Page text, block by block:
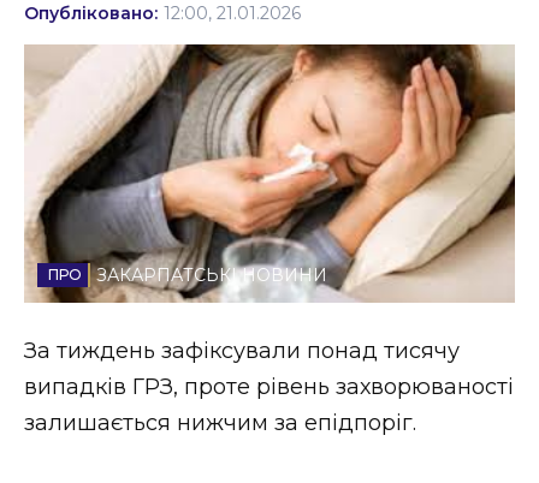
Події
Політика
Соціум
Спорт
Стиль життя
Втрачений Ужгород
Втрачений Ужгород (відеоверсія)
Опубліковано: 12:00, 21.01.2026
ЗАКАРПАТСЬКІ НОВИНИ
За тиждень зафіксували понад тисячу
випадків ГРЗ, проте рівень захворюваності
залишається нижчим за епідпоріг.